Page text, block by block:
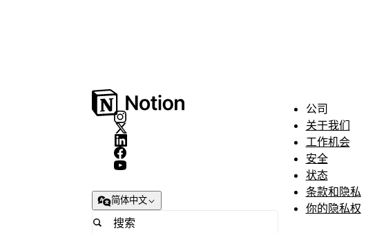
简体中文
公司
关于我们
工作机会
安全
状态
条款和隐私
你的隐私权